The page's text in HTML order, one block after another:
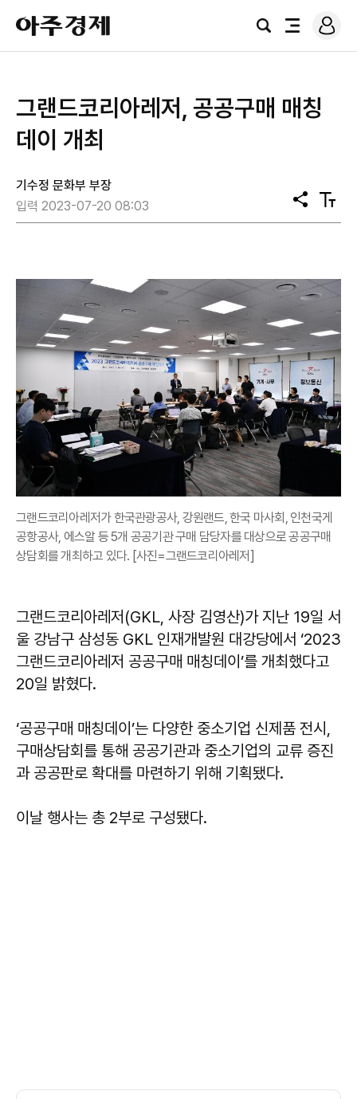
아
주
경
검
전
로
그
그랜드코리아레저, 공공구매 매칭
데이 개최
기수정 문화부 부장
입력 2023-07-20 08:03
공
유
텍
스
그랜드코리아레저가 한국관광공사, 강원랜드, 한국 마사회, 인천국게
공항공사, 에스알 등 5개 공공기관 구매 담당자를 대상으로 공공구매
상담회를 개최하고 있다. [사진=그랜드코리아레저]
그랜드코리아레저(GKL, 사장 김영산)가 지난 19일 서
울 강남구 삼성동 GKL 인재개발원 대강당에서 ‘2023
그랜드코리아레저 공공구매 매칭데이’를 개최했다고
20일 밝혔다.
‘공공구매 매칭데이’는 다양한 중소기업 신제품 전시,
구매상담회를 통해 공공기관과 중소기업의 교류 증진
과 공공판로 확대를 마련하기 위해 기획됐다.
이날 행사는 총 2부로 구성됐다.